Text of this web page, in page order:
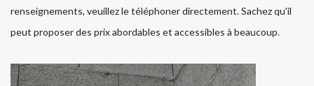
renseignements, veuillez le téléphoner directement. Sachez qu'il
peut proposer des prix abordables et accessibles à beaucoup.